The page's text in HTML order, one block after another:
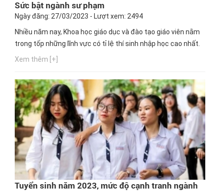
Sức bật ngành sư phạm
Ngày đăng: 27/03/2023 - Lượt xem: 2494
Nhiều năm nay, Khoa học giáo dục và đào tạo giáo viên nằm
trong tốp những lĩnh vực có tỉ lệ thí sinh nhập học cao nhất.
Xem thêm [+]
Tuyển sinh năm 2023, mức độ cạnh tranh ngành